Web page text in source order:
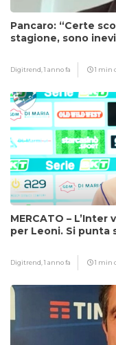
Pancaro: “Certe
stagione, sono
Digitrend,1 anno fa 1 min
MERCATO –
per Leoni. Si punta
Digitrend,1 anno fa 1 min